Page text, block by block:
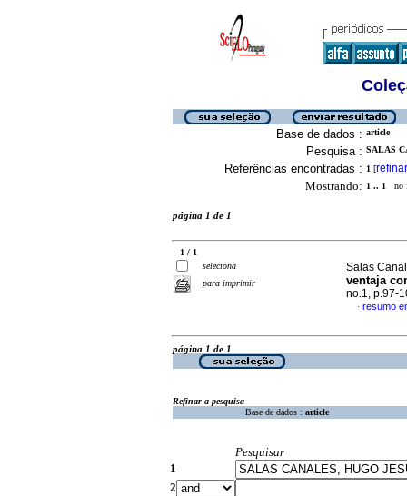
Base de dados : article
Pesquisa : SALAS
Referências encontradas : 1 [refinar
Mostrando: 1 .. 1 no
página 1 de 1
1 / 1
seleciona
para imprimir
Salas
ventaja
no.1, p.97-
· resumo
página 1 de 1
Refinar a pesquisa
Base de dados : article
Pesquisar
1
2